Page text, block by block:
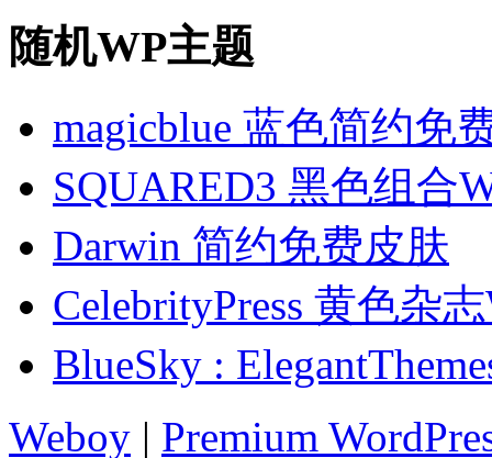
随机WP主题
magicblue 蓝色简约免
SQUARED3 黑色组合
Darwin 简约免费皮肤
CelebrityPress 黄色杂
BlueSky :
Weboy | Premium